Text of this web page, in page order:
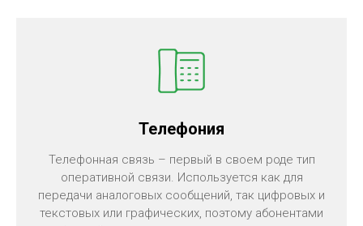
Телефония
Телефонная связь – первый в своем роде тип
оперативной связи. Используется как для
передачи аналоговых сообщений, так цифровых и
текстовых или графических, поэтому абонентами